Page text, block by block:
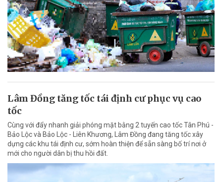
Lâm Đồng tăng tốc tái định cư phục vụ cao
tốc
Cùng với đẩy nhanh giải phóng mặt bằng 2 tuyến cao tốc Tân Phú -
Bảo Lộc và Bảo Lộc - Liên Khương, Lâm Đồng đang tăng tốc xây
dựng các khu tái định cư, sớm hoàn thiện để sẵn sàng bố trí nơi ở
mới cho người dân bị thu hồi đất.